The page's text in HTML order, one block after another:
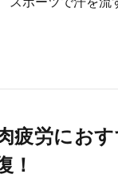
疲労にお
！